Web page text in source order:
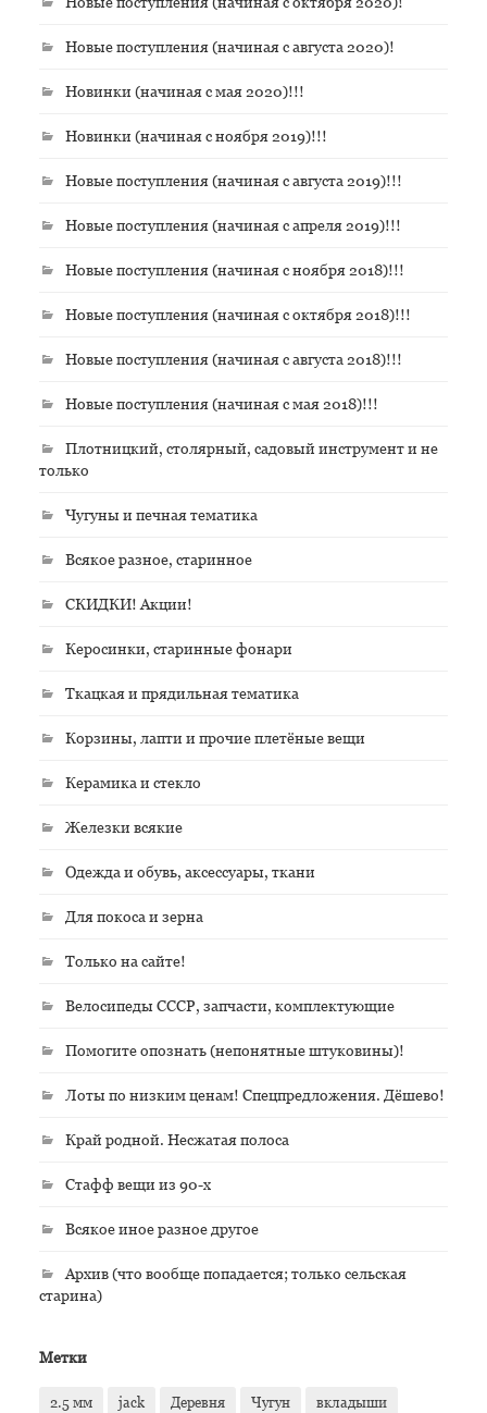
Новые поступления (начиная с августа 2020)!
Новинки (начиная с мая 2020)!!!
Новинки (начиная с ноября 2019)!!!
Новые поступления (начиная с августа 2019)!!!
Новые поступления (начиная с апреля 2019)!!!
Новые поступления (начиная с ноября 2018)!!!
Новые поступления (начиная с октября 2018)!!!
Новые поступления (начиная с августа 2018)!!!
Новые поступления (начиная с мая 2018)!!!
Плотницкий, столярный, садовый инструмент и не
только
Чугуны и печная тематика
Всякое разное, старинное
СКИДКИ! Акции!
Керосинки, старинные фонари
Ткацкая и прядильная тематика
Корзины, лапти и прочие плетёные вещи
Керамика и стекло
Железки всякие
Одежда и обувь, аксессуары, ткани
Для покоса и зерна
Только на сайте!
Велосипеды СССР, запчасти, комплектующие
Помогите опознать (непонятные штуковины)!
Лоты по низким ценам! Спецпредложения. Дёшево!
Край родной. Несжатая полоса
Стафф вещи из 90-х
Всякое иное разное другое
Архив (что вообще попадается; только сельская
старина)
Метки
2.5 мм jack Деревня Чугун вкладыши